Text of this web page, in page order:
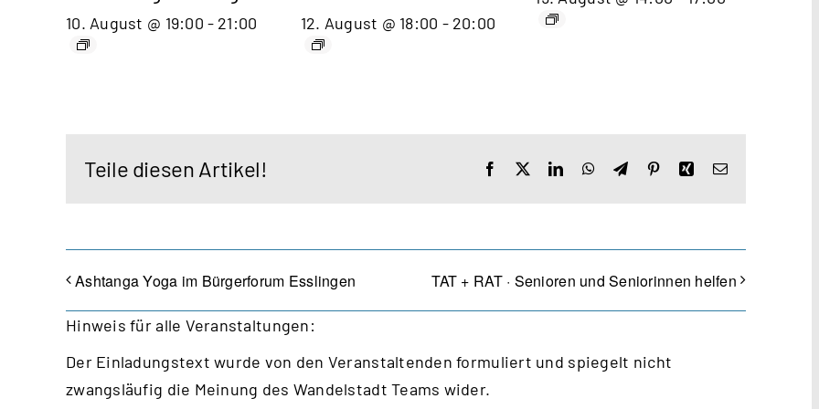
10. August @ 19:00 - 21:00 12. August @ 18:00 - 20:00
Teile diesen Artikel! Facebook LinkedInWhatsApp
TelegramPinterestXingE-
Ashtanga Yoga im Bürgerforum Esslingen TAT + RAT · Senioren und Seniorinnen helfen
Hinweis für alle Veranstaltungen:
Der Einladungstext wurde von den Veranstaltenden formuliert und spiegelt nicht
zwangsläufig die Meinung des Wandelstadt Teams wider.